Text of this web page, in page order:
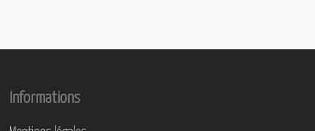
Informations